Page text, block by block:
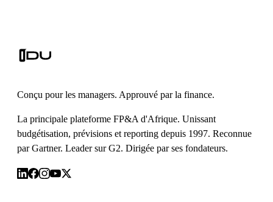
Conçu pour les managers. Approuvé par la finance.
La principale plateforme FP&A d'Afrique. Unissant
budgétisation, prévisions et reporting depuis 1997. Reconnue
par Gartner. Leader sur G2. Dirigée par ses fondateurs.